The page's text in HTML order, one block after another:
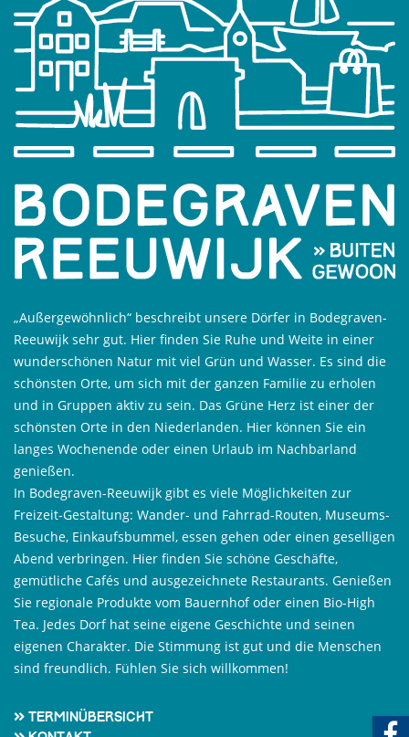
„Außergewöhnlich“ beschreibt unsere Dörfer in Bodegraven-
Reeuwijk sehr gut. Hier finden Sie Ruhe und Weite in einer
wunderschönen Natur mit viel Grün und Wasser. Es sind die
schönsten Orte, um sich mit der ganzen Familie zu erholen
und in Gruppen aktiv zu sein. Das Grüne Herz ist einer der
schönsten Orte in den Niederlanden. Hier können Sie ein
langes Wochenende oder einen Urlaub im Nachbarland
genießen.
In Bodegraven-Reeuwijk gibt es viele Möglichkeiten zur
Freizeit-Gestaltung: Wander- und Fahrrad-Routen, Museums-
Besuche, Einkaufsbummel, essen gehen oder einen geselligen
Abend verbringen. Hier finden Sie schöne Geschäfte,
gemütliche Cafés und ausgezeichnete Restaurants. Genießen
Sie regionale Produkte vom Bauernhof oder einen Bio-High
Tea. Jedes Dorf hat seine eigene Geschichte und seinen
eigenen Charakter. Die Stimmung ist gut und die Menschen
sind freundlich. Fühlen Sie sich willkommen!
Terminübersicht